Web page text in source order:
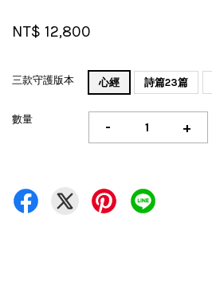
NT$ 12,800
三款守護版本 心經 詩篇23篇
數量 - +